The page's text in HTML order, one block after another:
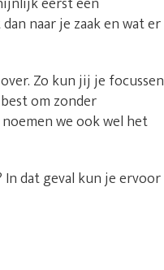
naar je zaak en wat er
Zo kun jij je focussen
om zonder
we ook wel het
dat geval kun je ervoor